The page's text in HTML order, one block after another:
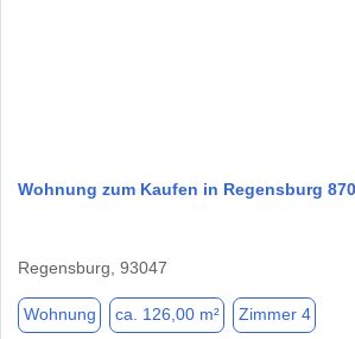
Wohnung zum Kaufen in Regensburg
Regensburg, 93047
Wohnung ca. 126,00 m² Zimmer 4